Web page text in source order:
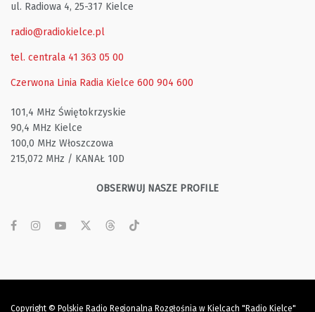
ul. Radiowa 4, 25-317 Kielce
radio@radiokielce.pl
tel. centrala 41 363 05 00
Czerwona Linia Radia Kielce 600 904 600
101,4 MHz Świętokrzyskie
90,4 MHz Kielce
100,0 MHz Włoszczowa
215,072 MHz / KANAŁ 10D
OBSERWUJ NASZE PROFILE
Copyright © Polskie Radio Regionalna Rozgłośnia w Kielcach "Radio Kielce"